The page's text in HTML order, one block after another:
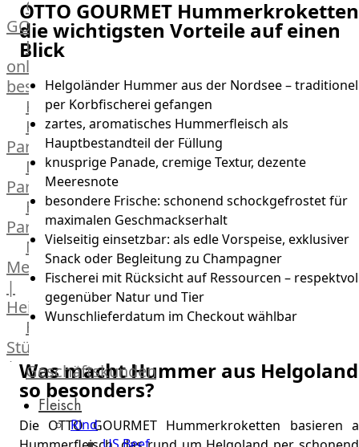
OTTO
GOURMET
Lebensmittel
online
bestellen
Karriere
Kochschul-
Partner
Depot-
Partner
Frischetheken-
Partner
Männer
Metzger
|
Heinsberg
Feinkost
Stüttgen
|
Düsseldorf
The
Meat
Geschäftskunden
Fleisch
Rind
OTTO GOURMET
die wichtigsten Vorteile auf einen
Blick
Helgoländer Hummer aus der Nordsee –
per Korbfischerei gefangen
zartes, aromatisches Hummerfleisch als
Hauptbestandteil der Füllung
knusprige Panade, cremige Textur, dezente
Meeresnote
besondere Frische: schonend schockgefrostet für
maximalen Geschmackserhalt
Vielseitig einsetzbar: als edle Vorspeise, exklusiver
Snack oder Begleitung zu Champagner
Fischerei mit Rücksicht auf Ressourcen –
gegenüber Natur und Tier
Wunschlieferdatum im Checkout wählbar
Was macht Hummer aus Helgoland
so besonders?
Die OTTO GOURMET Hummerkroketten basieren